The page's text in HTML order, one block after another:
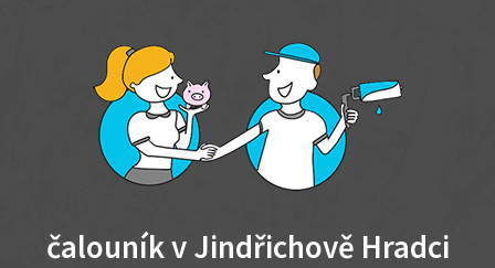
čalouník v Jindřichově Hradci